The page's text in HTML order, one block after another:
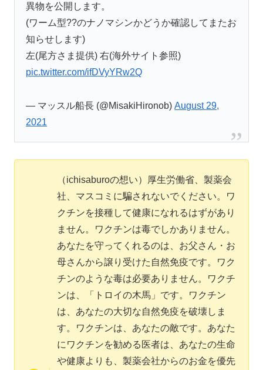
異物を公開します。
(ワーム型??のナノマシンかどうか確認してまたお
知らせします)
左(尾方さま提供) 右(海外サイト参照)
pic.twitter.com/ifDVyYRw2Q
— マッスル船長 (@MisakiHironob)August 29,
2021
（ichisaburoの想い）厚生労働省、製薬会
社、マスコミに騙されないでください。ワ
クチンを接種して健康になれるはずがあり
ません。ワクチンは毒でしかありません。
あなたを守ってくれるのは、お父さん・お
母さんから譲り受けた自然免疫です。ワク
チンのような毒は必要ありません。ワクチ
ンは、「トロイの木馬」です。ワクチン
は、あなたの大切な自然免疫を破壊しま
す。ワクチンは、あなたの敵です。あなた
にワクチンを勧める医者は、あなたの生命
や健康よりも、製薬会社からのお金を優先